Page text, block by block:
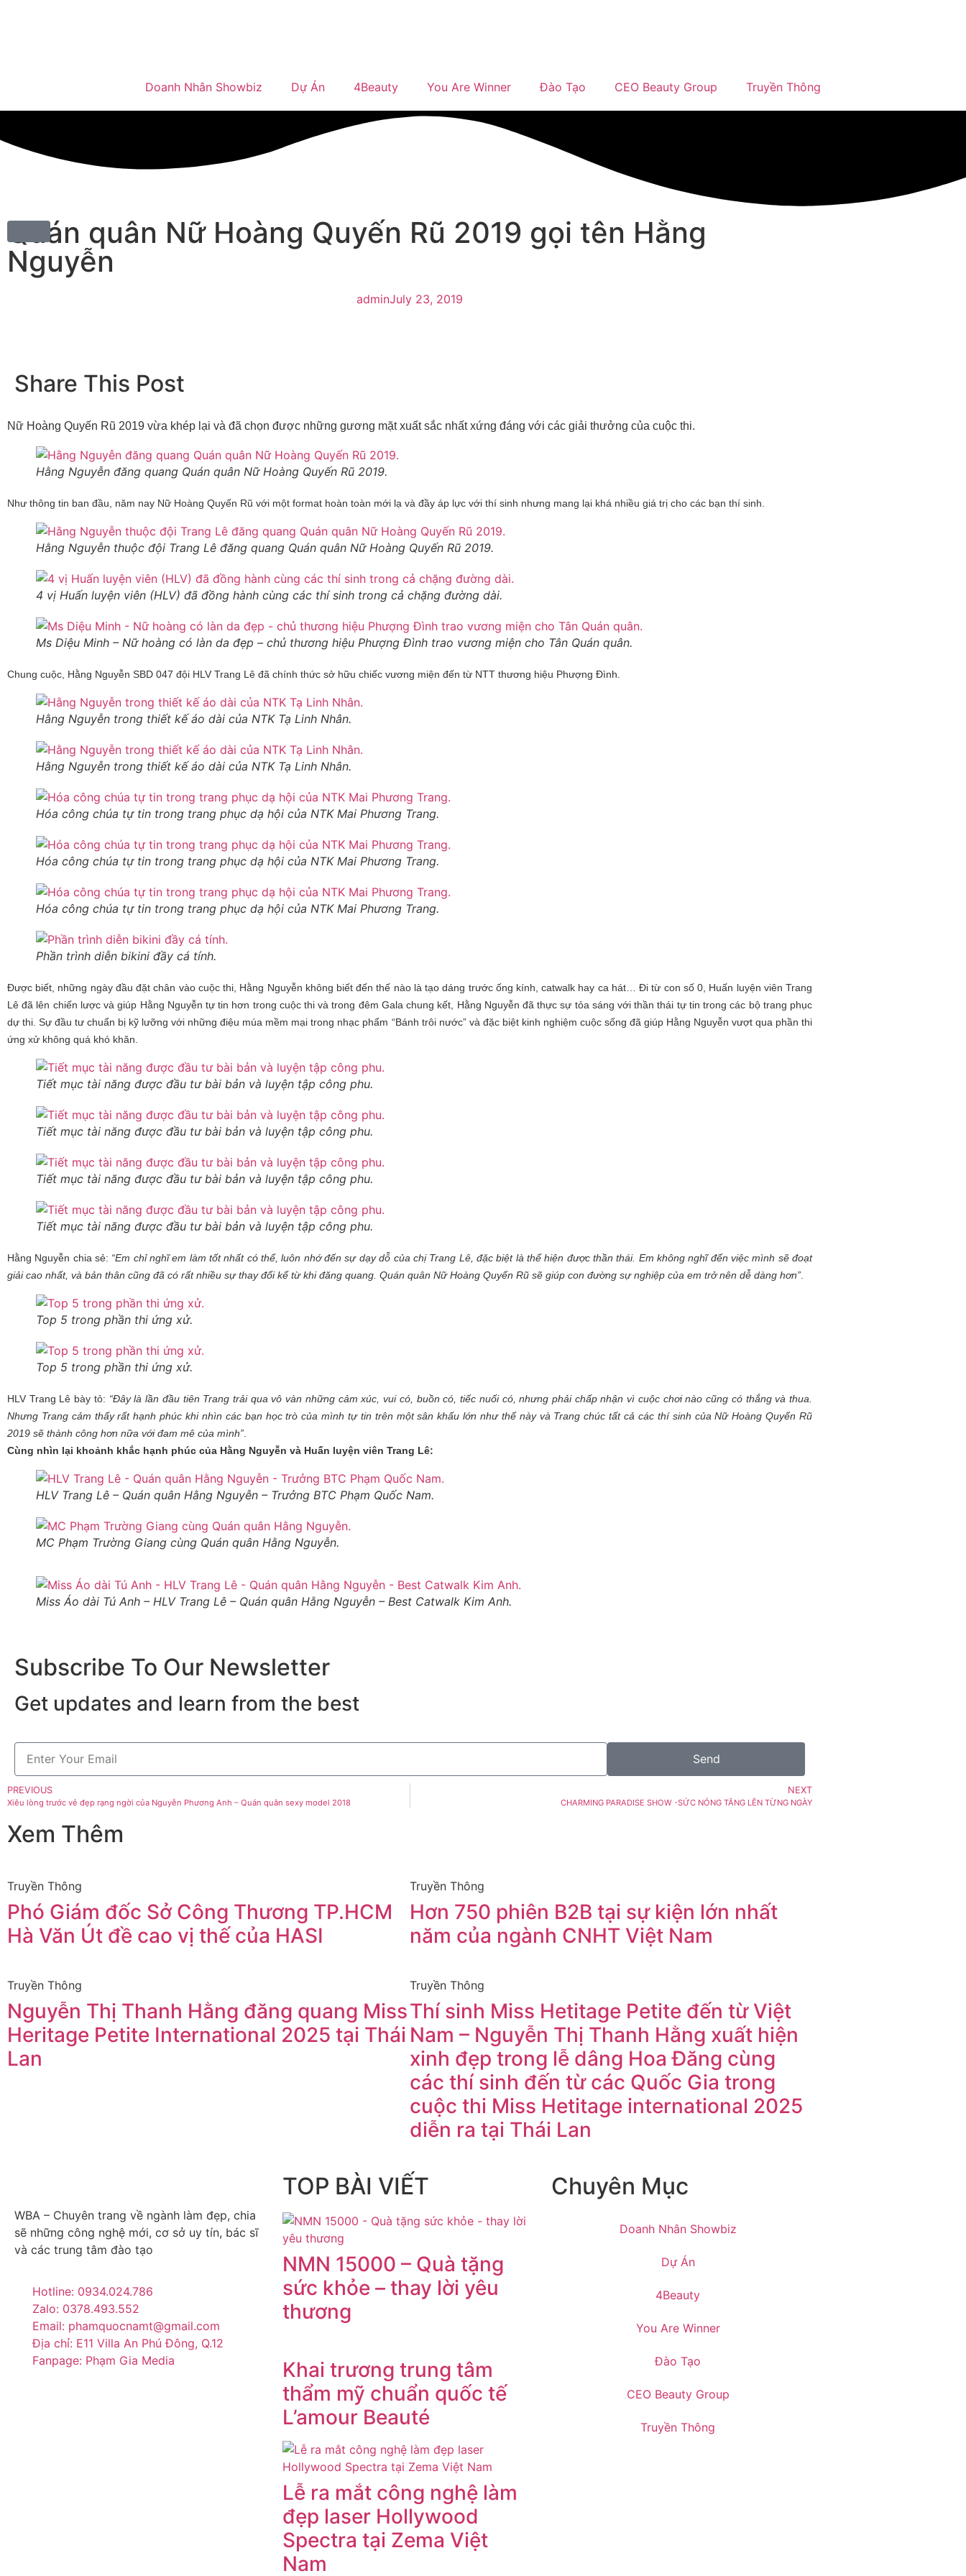
Doanh Nhân Showbiz Dự Án 4Beauty You Are Winner Đào Tạo CEO Beauty Group Truyền Thông
Quán quân Nữ Hoàng Quyến Rũ 2019 gọi tên Hằng
Nguyễn
adminJuly 23, 2019
Share This Post
Nữ Hoàng Quyến Rũ 2019 vừa khép lại và đã chọn được những gương mặt xuất sắc nhất xứng đáng với các giải thưởng của cuộc thi.
Hằng Nguyễn đăng quang Quán quân Nữ Hoàng Quyến Rũ 2019.
Như thông tin ban đầu, năm nay Nữ Hoàng Quyến Rũ với một format hoàn toàn mới lạ và đầy áp lực với thí sinh nhưng mang lại khá nhiều giá trị cho các bạn thí sinh.
Hằng Nguyễn thuộc đội Trang Lê đăng quang Quán quân Nữ Hoàng Quyến Rũ 2019.
4 vị Huấn luyện viên (HLV) đã đồng hành cùng các thí sinh trong cả chặng đường dài.
Ms Diệu Minh – Nữ hoàng có làn da đẹp – chủ thương hiệu Phượng Đình trao vương miện cho Tân Quán quân.
Chung cuộc, Hằng Nguyễn SBD 047 đội HLV Trang Lê đã chính thức sở hữu chiếc vương miện đến từ NTT thương hiệu Phượng Đình.
Hằng Nguyễn trong thiết kế áo dài của NTK Tạ Linh Nhân.
Hằng Nguyễn trong thiết kế áo dài của NTK Tạ Linh Nhân.
Hóa công chúa tự tin trong trang phục dạ hội của NTK Mai Phương Trang.
Hóa công chúa tự tin trong trang phục dạ hội của NTK Mai Phương Trang.
Hóa công chúa tự tin trong trang phục dạ hội của NTK Mai Phương Trang.
Phần trình diễn bikini đầy cá tính.
Được biết, những ngày đầu đặt chân vào cuộc thi, Hằng Nguyễn không biết đến thế nào là tạo dáng trước ống kính, catwalk hay ca hát… Đi từ con số 0, Huấn luyện viên Trang
Lê đã lên chiến lược và giúp Hằng Nguyễn tự tin hơn trong cuộc thi và trong đêm Gala chung kết, Hằng Nguyễn đã thực sự tỏa sáng với thần thái tự tin trong các bộ trang phục
dự thi. Sự đầu tư chuẩn bị kỹ lưỡng với những điệu múa mềm mại trong nhạc phẩm “Bánh trôi nước” và đặc biệt kinh nghiệm cuộc sống đã giúp Hằng Nguyễn vượt qua phần thi
ứng xử không quá khó khăn.
Tiết mục tài năng được đầu tư bài bản và luyện tập công phu.
Tiết mục tài năng được đầu tư bài bản và luyện tập công phu.
Tiết mục tài năng được đầu tư bài bản và luyện tập công phu.
Tiết mục tài năng được đầu tư bài bản và luyện tập công phu.
Hằng Nguyễn chia sẻ: “Em chỉ nghĩ em làm tốt nhất có thể, luôn nhớ đến sự dạy dỗ của chị Trang Lê, đặc biệt là thể hiện được thần thái. Em không nghĩ đến việc mình sẽ đoạt
giải cao nhất, và bản thân cũng đã có rất nhiều sự thay đổi kể từ khi đăng quang. Quán quân Nữ Hoàng Quyến Rũ sẽ giúp con đường sự nghiệp của em trở nên dễ dàng hơn”.
Top 5 trong phần thi ứng xử.
Top 5 trong phần thi ứng xử.
HLV Trang Lê bày tỏ: “Đây là lần đầu tiên Trang trải qua vô vàn những cảm xúc, vui có, buồn có, tiếc nuối có, nhưng phải chấp nhận vì cuộc chơi nào cũng có thắng và thua.
Nhưng Trang cảm thấy rất hạnh phúc khi nhìn các bạn học trò của mình tự tin trên một sân khấu lớn như thế này và Trang chúc tất cả các thí sinh của Nữ Hoàng Quyến Rũ
2019 sẽ thành công hơn nữa với đam mê của mình”.
Cùng nhìn lại khoảnh khắc hạnh phúc của Hằng Nguyễn và Huấn luyện viên Trang Lê:
HLV Trang Lê – Quán quân Hằng Nguyễn – Trưởng BTC Phạm Quốc Nam.
MC Phạm Trường Giang cùng Quán quân Hằng Nguyễn.
Miss Áo dài Tú Anh – HLV Trang Lê – Quán quân Hằng Nguyễn – Best Catwalk Kim Anh.
Subscribe To Our Newsletter
Get updates and learn from the best
Send
PREVIOUS
Xiêu lòng trước vẻ đẹp rạng ngời của Nguyễn Phương Anh – Quán quân sexy model 2018
NEXT
CHARMING PARADISE SHOW -SỨC NÓNG TĂNG LÊN TỪNG NGÀY
Xem Thêm
Truyền Thông
Phó Giám đốc Sở Công Thương TP.HCM
Hà Văn Út đề cao vị thế của HASI
Truyền Thông
Hơn 750 phiên B2B tại sự kiện lớn nhất
năm của ngành CNHT Việt Nam
Truyền Thông
Nguyễn Thị Thanh Hằng đăng quang Miss
Heritage Petite International 2025 tại Thái
Lan
Truyền Thông
Thí sinh Miss Hetitage Petite đến từ Việt
Nam – Nguyễn Thị Thanh Hằng xuất hiện
xinh đẹp trong lễ dâng Hoa Đăng cùng
các thí sinh đến từ các Quốc Gia trong
cuộc thi Miss Hetitage international 2025
diễn ra tại Thái Lan
WBA – Chuyên trang về ngành làm đẹp, chia
sẽ những công nghệ mới, cơ sở uy tín, bác sĩ
và các trung tâm đào tạo
Hotline: 0934.024.786
Zalo: 0378.493.552
Email: phamquocnamt@gmail.com
Địa chỉ: E11 Villa An Phú Đông, Q.12
Fanpage: Phạm Gia Media
TOP BÀI VIẾT
NMN 15000 – Quà tặng
sức khỏe – thay lời yêu
thương
Khai trương trung tâm
thẩm mỹ chuẩn quốc tế
L’amour Beauté
Lễ ra mắt công nghệ làm
đẹp laser Hollywood
Spectra tại Zema Việt
Nam
Chuyên Mục
Doanh Nhân Showbiz
Dự Án
4Beauty
You Are Winner
Đào Tạo
CEO Beauty Group
Truyền Thông